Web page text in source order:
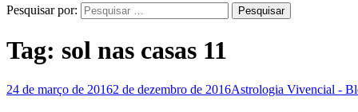
Pesquisar por:
Tag: sol nas casas 11
24 de março de 20162 de dezembro de 2016Astrologia Vivencial -